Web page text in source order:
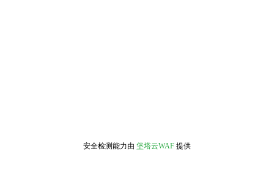
安全检测能力由 堡塔云WAF 提供